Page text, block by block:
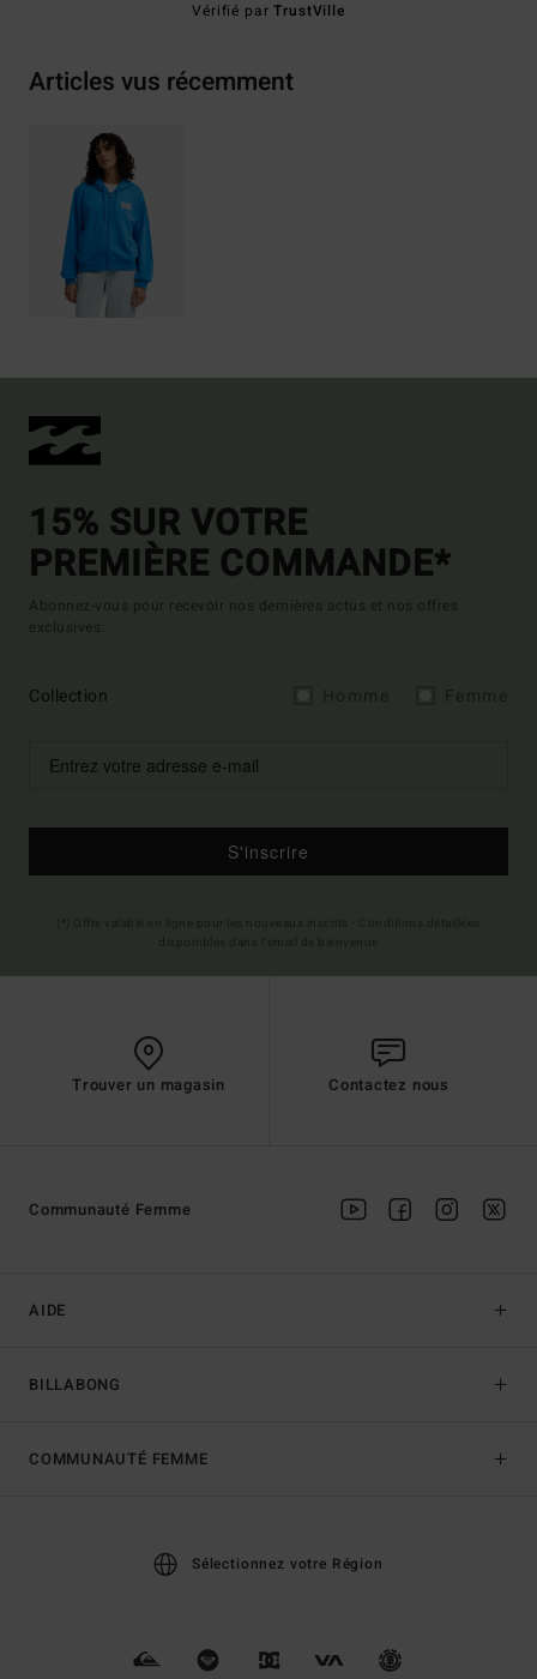
Vérifié parTrustVille
Articles vus récemment
15% SUR VOTRE
PREMIÈRE COMMANDE*
Abonnez-vous pour recevoir nos dernières actus et nos offres
exclusives.
Collection
S'inscrire
Trouver un magasin Contactez nous
AIDE
BILLABONG
Communauté Femme
COMMUNAUTÉ FEMME
Sélectionnez votre Région